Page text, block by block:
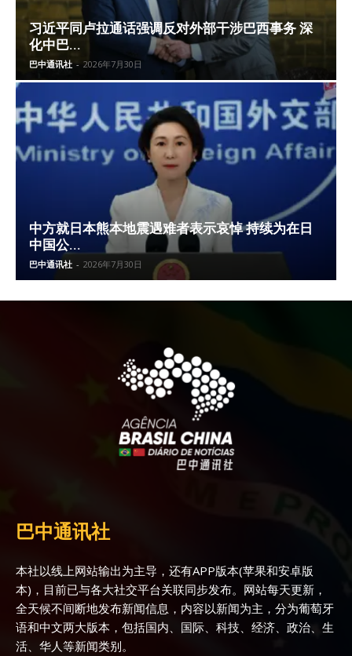
习近平同卢拉通话强调反对外部干涉巴西事务 深
化中巴...
巴中通讯社 - 2026年7月30日
中方就日本熊本地震遇难者表示哀悼 持续为在日
中国公...
巴中通讯社 - 2026年7月30日
巴中通讯社
本社以线上网站输出为主导，还有APP版本(苹果和安卓版
本)，目前已与各大社交平台关联同步发布。网站每天更新，
全天候不间断地发布新闻信息，内容以新闻为主，分为葡萄牙
语和中文两大版本，包括国内、国际、科技、经济、政治、生
活、华人等新闻类别。